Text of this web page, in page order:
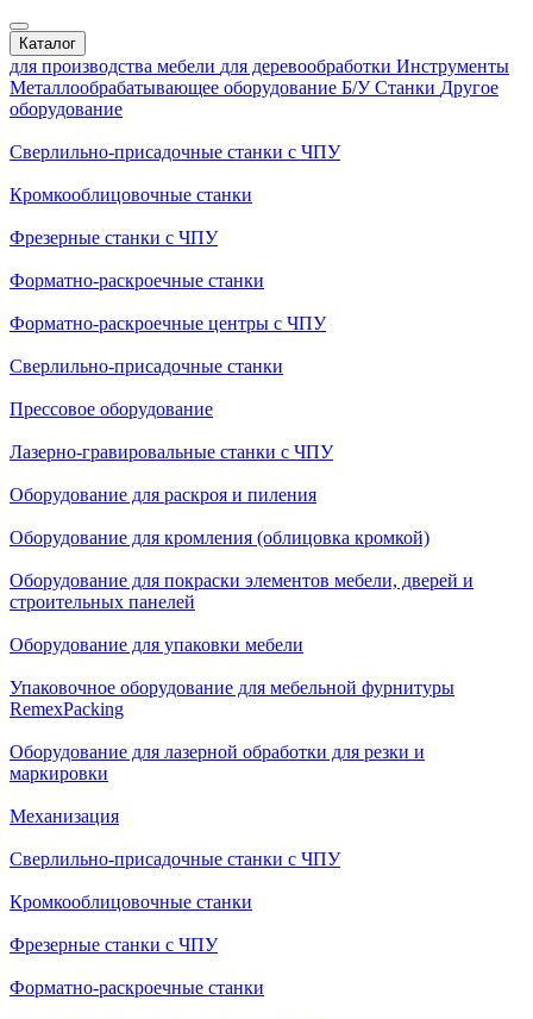
Каталог
для производства мебели для деревообработки Инструменты
Металлообрабатывающее оборудование Б/У Станки Другое
оборудование
Сверлильно-присадочные станки с ЧПУ
Кромкооблицовочные cтанки
Фрезерные станки с ЧПУ
Форматно-раскроечные станки
Форматно-раскроечные центры с ЧПУ
Сверлильно-присадочные станки
Прессовое оборудование
Лазерно-гравировальные станки с ЧПУ
Оборудование для раскроя и пиления
Оборудование для кромления (облицовка кромкой)
Оборудование для покраски элементов мебели, дверей и
строительных панелей
Оборудование для упаковки мебели
Упаковочное оборудование для мебельной фурнитуры
RemexPacking
Оборудование для лазерной обработки для резки и
маркировки
Механизация
Сверлильно-присадочные станки с ЧПУ
Кромкооблицовочные cтанки
Фрезерные станки с ЧПУ
Форматно-раскроечные станки